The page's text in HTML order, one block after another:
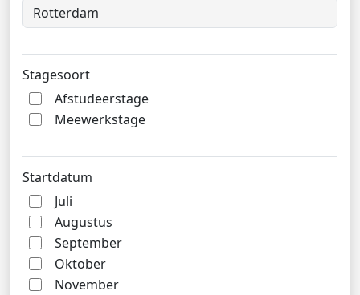
Stagesoort
Afstudeerstage
Meewerkstage
Startdatum
Juli
Augustus
September
Oktober
November